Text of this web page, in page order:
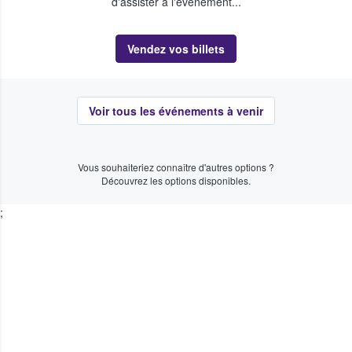
Vendez vos billets
Voir tous les événements à venir
Vous souhaiteriez connaître d'autres options ?
Découvrez les options disponibles.
;